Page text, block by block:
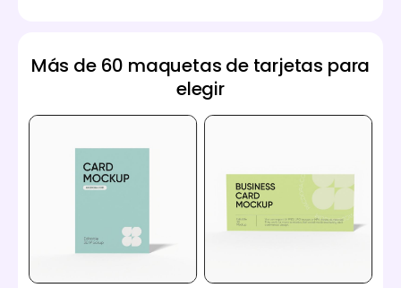
Más de 60 maquetas de tarjetas para
elegir